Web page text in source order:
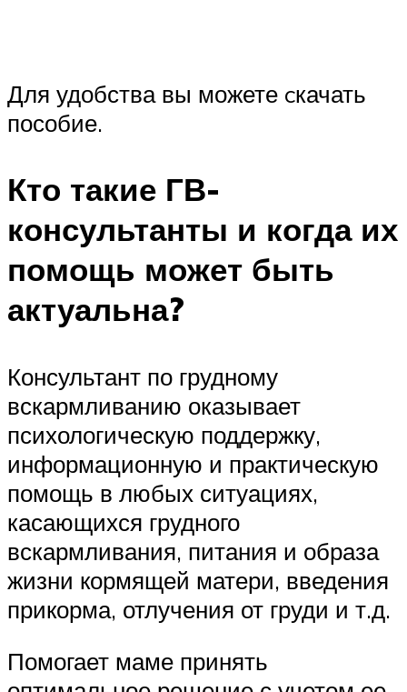
Для удобства вы можете cкачать
пособие.
Кто такие ГВ-
консультанты и когда их
помощь может быть
актуальна?
Консультант по грудному
вскармливанию оказывает
психологическую поддержку,
информационную и практическую
помощь в любых ситуациях,
касающихся грудного
вскармливания, питания и образа
жизни кормящей матери, введения
прикорма, отлучения от груди и т.д.
Помогает маме принять